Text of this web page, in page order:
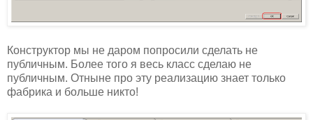
Конструктор мы не даром попросили сделать не
публичным. Более того я весь класс сделаю не
публичным. Отныне про эту реализацию знает только
фабрика и больше никто!